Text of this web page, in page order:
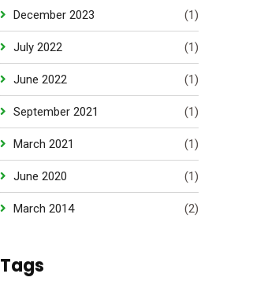
December 2023 (1)
July 2022 (1)
June 2022 (1)
September 2021 (1)
March 2021 (1)
June 2020 (1)
March 2014 (2)
Tags